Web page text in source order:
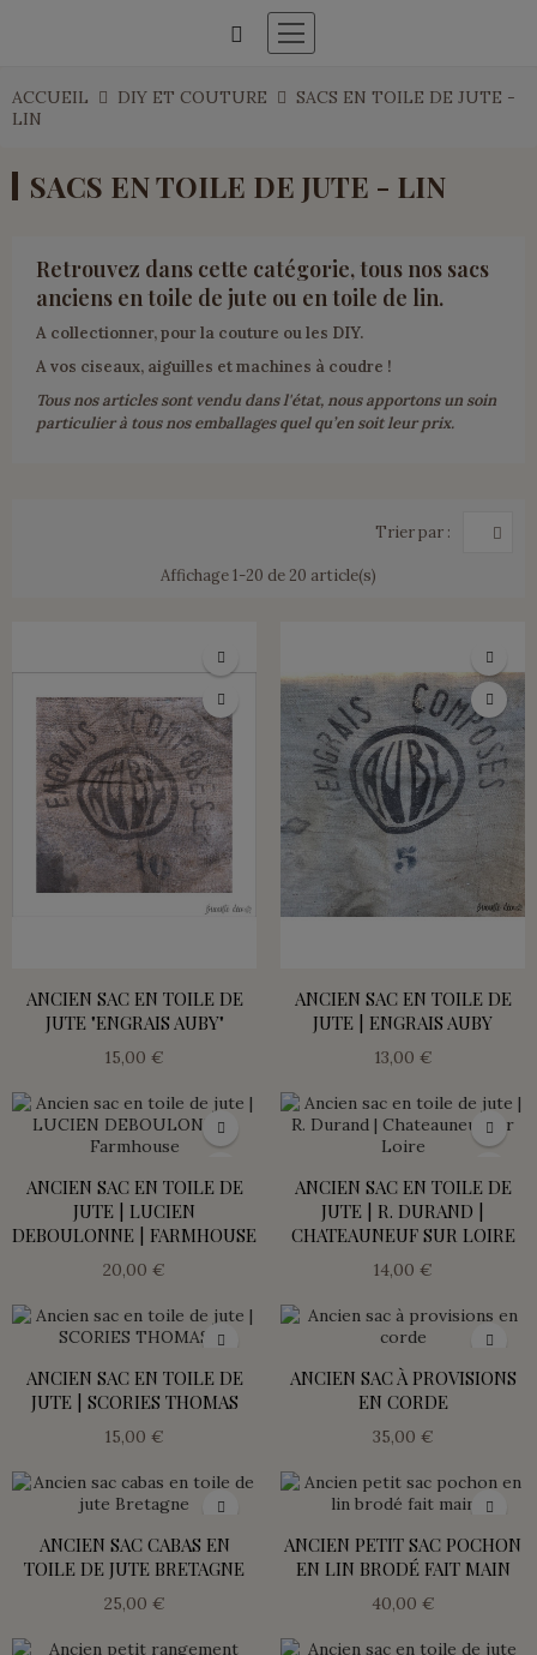
ACCUEIL DIY ET COUTURE
SACS EN TOILE DE JUTE -
LIN
SACS EN TOILE DE JUTE - LIN
Retrouvez dans cette catégorie, tous nos sacs
anciens en toile de jute ou en toile de lin.
A collectionner, pour la couture ou les DIY.
A vos ciseaux, aiguilles et machines à coudre !
Tous nos articles sont vendu dans l'état, nous apportons un soin
particulier à tous nos emballages quel qu’en soit leur prix.
Trier par :
Affichage 1-20 de 20 article(s)
ANCIEN SAC EN TOILE DE
JUTE "ENGRAIS AUBY"
15,00 €
ANCIEN SAC EN TOILE DE
JUTE | ENGRAIS AUBY
13,00 €
ANCIEN SAC EN TOILE DE
JUTE | LUCIEN
DEBOULONNE | FARMHOUSE
20,00 €
ANCIEN SAC EN TOILE DE
JUTE | R. DURAND |
CHATEAUNEUF SUR LOIRE
14,00 €
ANCIEN SAC EN TOILE DE
JUTE | SCORIES THOMAS
15,00 €
ANCIEN SAC À PROVISIONS
EN CORDE
35,00 €
ANCIEN SAC CABAS EN
TOILE DE JUTE BRETAGNE
25,00 €
ANCIEN PETIT SAC POCHON
EN LIN BRODÉ FAIT MAIN
40,00 €